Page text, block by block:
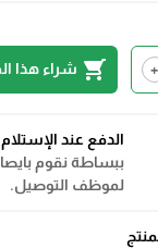
+
shopping_cart شراء هذا
الدفع عند الإستلام
ببساطة نقوم
لموظف التوصيل.